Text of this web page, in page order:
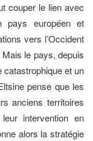
couper le lien avec
européen et
vers l’Occident
le pays, depuis
et un
pense que les
anciens territoires
intervention en
alors la stratégie